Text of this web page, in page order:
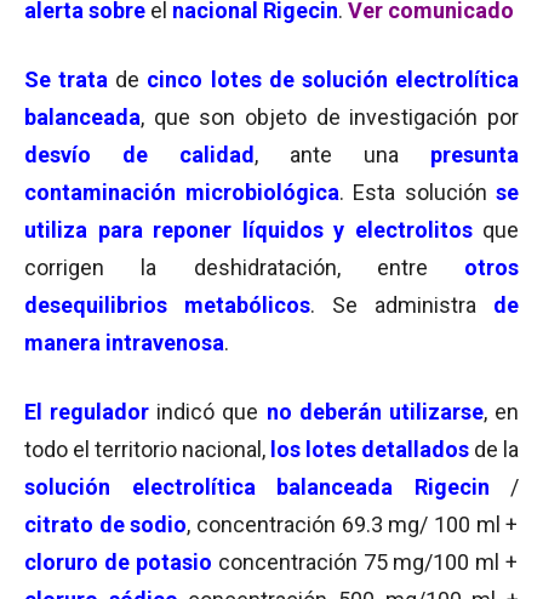
alerta sobre el nacional Rigecin. Ver comunicado
Se trata de cinco lotes de solución electrolítica
balanceada, que son objeto de investigación por
desvío de calidad , ante una presunta
contaminación microbiológica. Esta solución se
utiliza para reponer líquidos y electrolitos que
corrigen la deshidratación, entre otros
desequilibrios metabólicos. Se administra de
manera intravenosa.
El regulador indicó que no deberán utilizarse, en
todo el territorio nacional, los lotes detallados de la
solución electrolítica balanceada Rigecin /
citrato de sodio, concentración 69.3 mg/ 100 ml +
cloruro de potasio concentración 75 mg/100 ml +